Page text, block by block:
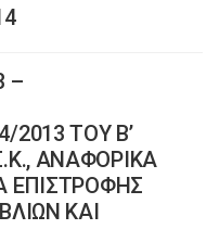
–
ΤΟΥ Β’
ΑΝΑΦΟΡΙΚΑ
ΕΠΙΣΤΡΟΦΗΣ
ΚΑΙ